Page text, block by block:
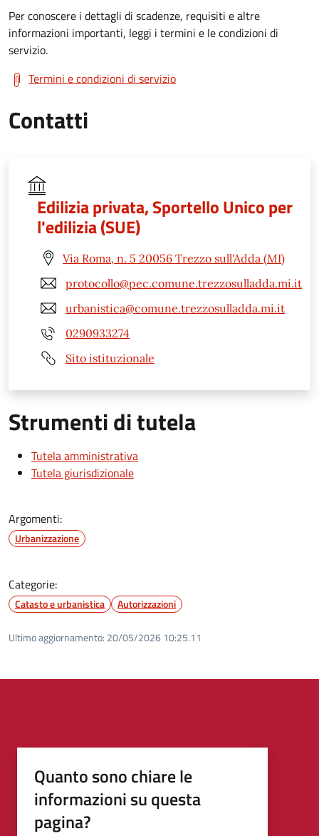
Per conoscere i dettagli di scadenze, requisiti e altre
informazioni importanti, leggi i termini e le condizioni di
servizio.
Termini e condizioni di servizio
Contatti
Edilizia privata, Sportello Unico per
l'edilizia (SUE)
Via Roma, n. 5 20056 Trezzo sull'Adda (MI)
protocollo@pec.comune.trezzosulladda.mi.it
urbanistica@comune.trezzosulladda.mi.it
0290933274
Sito istituzionale
Strumenti di tutela
Tutela amministrativa
Tutela giurisdizionale
Argomenti:
Urbanizzazione
Categorie:
Catasto e urbanistica Autorizzazioni
Ultimo aggiornamento: 20/05/2026 10:25.11
Quanto sono chiare le
informazioni su questa
pagina?